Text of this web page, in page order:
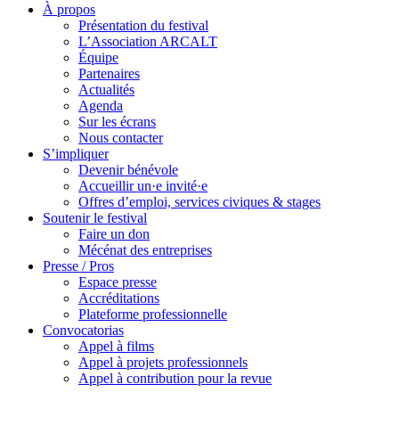
À propos
Présentation du festival
L’Association ARCALT
Équipe
Partenaires
Actualités
Agenda
Sur les écrans
Nous contacter
S’impliquer
Devenir bénévole
Accueillir un·e invité·e
Offres d’emploi, services civiques & stages
Soutenir le festival
Faire un don
Mécénat des entreprises
Presse / Pros
Espace presse
Accréditations
Plateforme professionnelle
Convocatorias
Appel à films
Appel à projets professionnels
Appel à contribution pour la revue